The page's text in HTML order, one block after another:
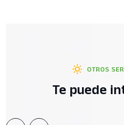
OTROS
Te puede